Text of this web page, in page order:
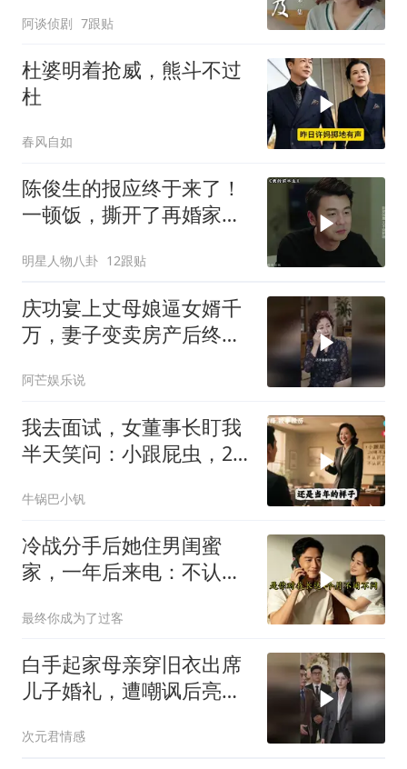
阿谈侦剧 7跟贴
杜婆明着抢威，熊斗不过
杜
春风自如
陈俊生的报应终于来了！
一顿饭，撕开了再婚家庭
明星人物八卦 12跟贴
庆功宴上丈母娘逼女婿千
万，妻子变卖房产后终看
阿芒娱乐说
我去面试，女董事长盯我
半天笑问：小跟屁虫，20
牛锅巴小钒
冷战分手后她住男闺蜜
家，一年后来电：不认错
最终你成为了过客
白手起家母亲穿旧衣出席
儿子婚礼，遭嘲讽后亮出
次元君情感